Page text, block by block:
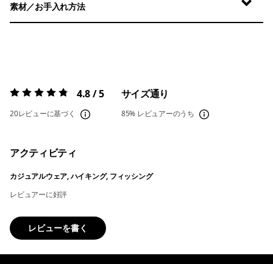
素材／お手入れ方法
評価:4.8 / 5 4.8 / 5
20レビューに基づく
サイズ通り
85% レビュアーのうち
アクティビティ
カジュアルウェア, ハイキング, フィッシング
レビュアーに好評
レビューを書く